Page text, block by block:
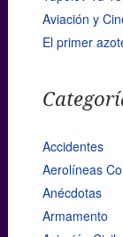
Aviación y
El primer
Accidentes
Aerolíneas
Anécdotas
Armamento